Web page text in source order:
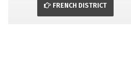
FRENCH DISTRICT